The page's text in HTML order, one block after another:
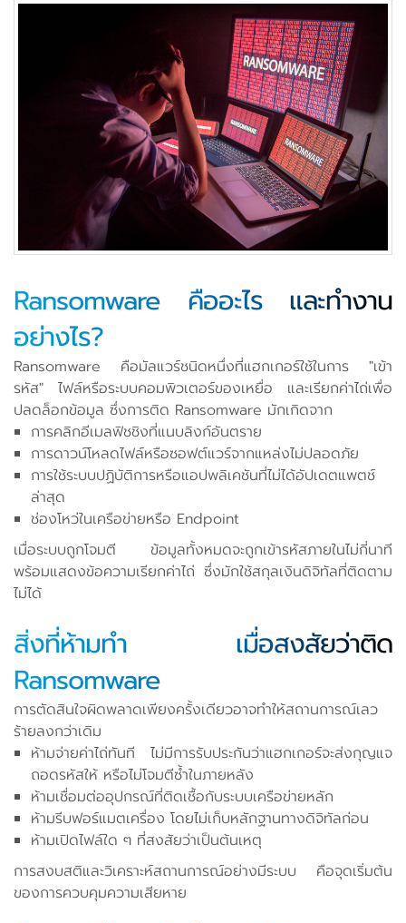
Ransomware คืออะไร และทำงาน
อย่างไร?
Ransomware คือมัลแวร์ชนิดหนึ่งที่แฮกเกอร์ใช้ในการ "เข้า
รหัส" ไฟล์หรือระบบคอมพิวเตอร์ของเหยื่อ และเรียกค่าไถ่เพื่อ
ปลดล็อกข้อมูล ซึ่งการติด Ransomware มักเกิดจาก
การคลิกอีเมลฟิชชิงที่แนบลิงก์อันตราย
การดาวน์โหลดไฟล์หรือซอฟต์แวร์จากแหล่งไม่ปลอดภัย
การใช้ระบบปฏิบัติการหรือแอปพลิเคชันที่ไม่ได้อัปเดตแพตช์
ล่าสุด
ช่องโหว่ในเครือข่ายหรือ Endpoint
เมื่อระบบถูกโจมตี ข้อมูลทั้งหมดจะถูกเข้ารหัสภายในไม่กี่นาที
พร้อมแสดงข้อความเรียกค่าไถ่ ซึ่งมักใช้สกุลเงินดิจิทัลที่ติดตาม
ไม่ได้
สิ่งที่ห้ามทำ เมื่อสงสัยว่าติด
Ransomware
การตัดสินใจผิดพลาดเพียงครั้งเดียวอาจทำให้สถานการณ์เลว
ร้ายลงกว่าเดิม
ห้ามจ่ายค่าไถ่ทันที ไม่มีการรับประกันว่าแฮกเกอร์จะส่งกุญแจ
ถอดรหัสให้ หรือไม่โจมตีซ้ำในภายหลัง
ห้ามเชื่อมต่ออุปกรณ์ที่ติดเชื้อกับระบบเครือข่ายหลัก
ห้ามรีบฟอร์แมตเครื่อง โดยไม่เก็บหลักฐานทางดิจิทัลก่อน
ห้ามเปิดไฟล์ใด ๆ ที่สงสัยว่าเป็นต้นเหตุ
การสงบสติและวิเคราะห์สถานการณ์อย่างมีระบบ คือจุดเริ่มต้น
ของการควบคุมความเสียหาย